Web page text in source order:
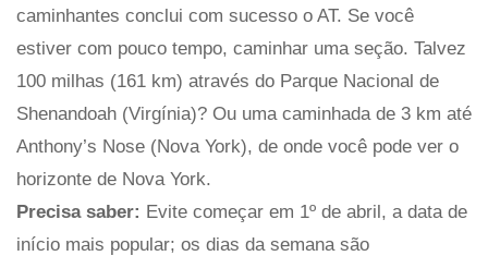
caminhantes conclui com sucesso o AT. Se você
estiver com pouco tempo, caminhar uma seção. Talvez
100 milhas (161 km) através do Parque Nacional de
Shenandoah (Virgínia)? Ou uma caminhada de 3 km até
Anthony’s Nose (Nova York), de onde você pode ver o
horizonte de Nova York.
Precisa saber: Evite começar em 1º de abril, a data de
início mais popular; os dias da semana são